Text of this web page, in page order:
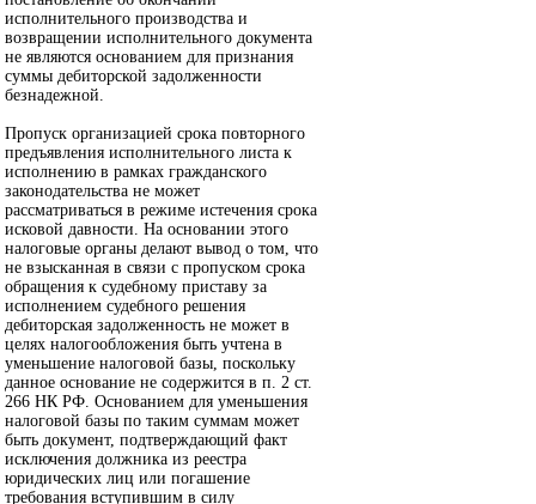
исполнительного производства и
возвращении исполнительного документа
не являются основанием для признания
суммы дебиторской задолженности
безнадежной.
Пропуск организацией срока повторного
предъявления исполнительного листа к
исполнению в рамках гражданского
законодательства не может
рассматриваться в режиме истечения срока
исковой давности. На основании этого
налоговые органы делают вывод о том, что
не взысканная в связи с пропуском срока
обращения к судебному приставу за
исполнением судебного решения
дебиторская задолженность не может в
целях налогообложения быть учтена в
уменьшение налоговой базы, поскольку
данное основание не содержится в п. 2 ст.
266 НК РФ. Основанием для уменьшения
налоговой базы по таким суммам может
быть документ, подтверждающий факт
исключения должника из реестра
юридических лиц или погашение
требования вступившим в силу